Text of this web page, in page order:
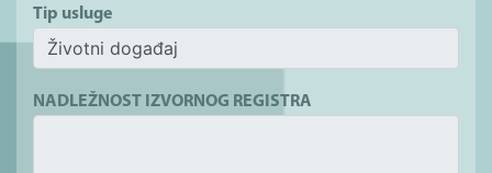
Tip usluge
NADLEŽNOST IZVORNOG REGISTRA